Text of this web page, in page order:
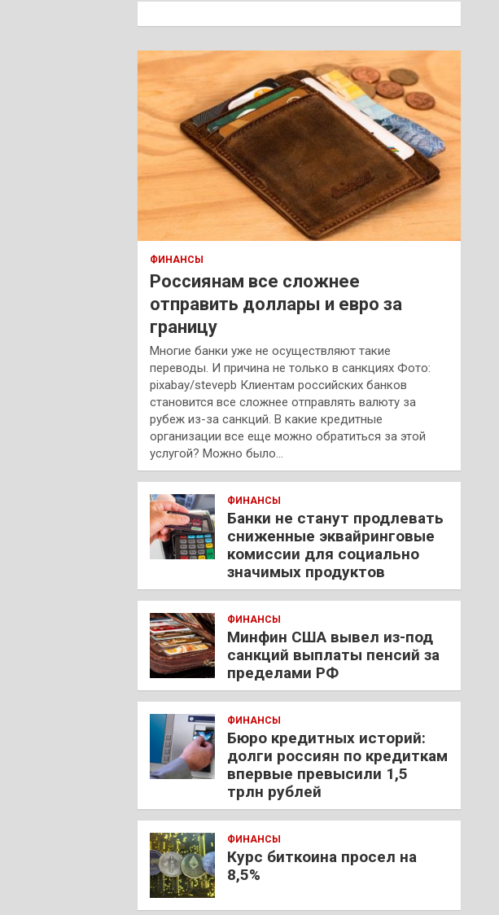
к
ФИНАНСЫ
Россиянам все сложнее
отправить доллары и евро за
границу
Многие банки уже не осуществляют такие
переводы. И причина не только в санкциях Фото:
pixabay/stevepb Клиентам российских банков
становится все сложнее отправлять валюту за
рубеж из-за санкций. В какие кредитные
организации все еще можно обратиться за этой
услугой? Можно было…
ФИНАНСЫ
Банки не станут продлевать
сниженные эквайринговые
комиссии для социально
значимых продуктов
ФИНАНСЫ
Минфин США вывел из-под
санкций выплаты пенсий за
пределами РФ
ФИНАНСЫ
Бюро кредитных историй:
долги россиян по кредиткам
впервые превысили 1,5
трлн рублей
ФИНАНСЫ
Курс биткоина просел на
8,5%